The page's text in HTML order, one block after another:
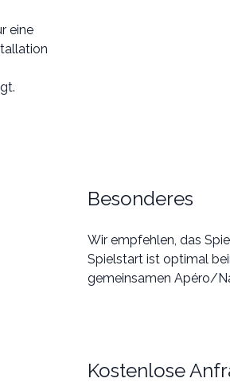
eine
Besonderes
Wir empfehlen, das
Spielstart ist optimal
gemeinsamen Apéro/
Kostenlose